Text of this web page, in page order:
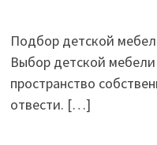
Подбор детской
Выбор детской
пространство
отвести. […]